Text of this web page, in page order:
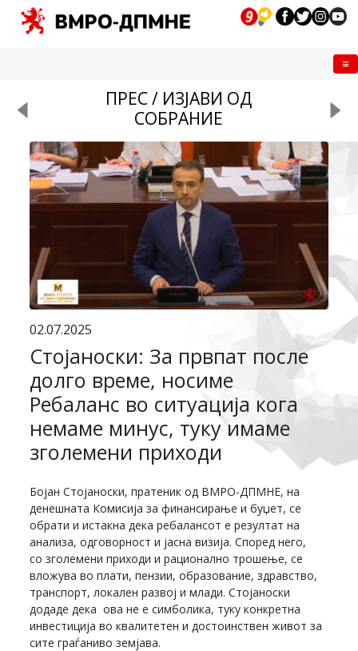
ПРЕС / ИЗЈАВИ ОД
СОБРАНИЕ
02.07.2025
Стојаноски: За првпат после
долго време, носиме
Ребаланс во ситуација кога
немаме минус, туку имаме
зголемени приходи
Бојан Стојаноски, пратеник од ВМРО-ДПМНЕ, на
денешната Комисија за финансирање и буџет, се
обрати и истакна дека ребалансот е резултат на
анализа, одговорност и јасна визија. Според него,
со зголемени приходи и рационално трошење, се
вложува во плати, пензии, образование, здравство,
транспорт, локален развој и млади. Стојаноски
додаде дека ова не е симболика, туку конкретна
инвестиција во квалитетен и достоинствен живот за
сите граѓаниво земјава.